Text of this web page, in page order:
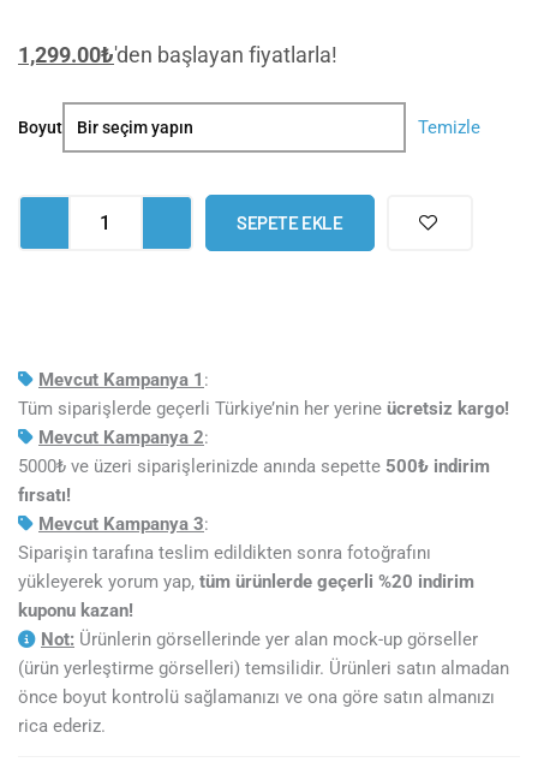
1,299.00₺'den başlayan fiyatlarla!
Boyut Temizle
Rumble
SEPETE EKLE
Mevcut Kampanya 1 :
Tüm siparişlerde geçerli Türkiye’nin her yerine ücretsiz kargo!
Mevcut Kampanya 2:
5000₺ ve üzeri siparişlerinizde anında sepette 500₺ indirim
fırsatı!
Mevcut Kampanya 3:
Siparişin tarafına teslim edildikten sonra fotoğrafını
yükleyerek yorum yap, tüm ürünlerde geçerli %20 indirim
kuponu kazan!
Not: Ürünlerin görsellerinde yer alan mock-up görseller
(ürün yerleştirme görselleri) temsilidir. Ürünleri satın almadan
önce boyut kontrolü sağlamanızı ve ona göre satın almanızı
rica ederiz.